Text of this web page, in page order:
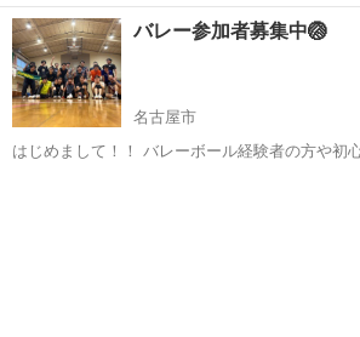
したい方やみんなでワイワイ楽しみたい方や新
非参加してください〜！ ⚠️必ず最後までお読み頂いた上で、ご連絡お
願いします⚠️ はじめに軽...
愛知 名古屋市 スポーツ バレー
バレー参加者募集中🏐
名古屋市
はじめまして！！ バレーボール経験者の方や初心者の方や運動不足解